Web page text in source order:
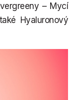
– Mycí
Hyaluronový